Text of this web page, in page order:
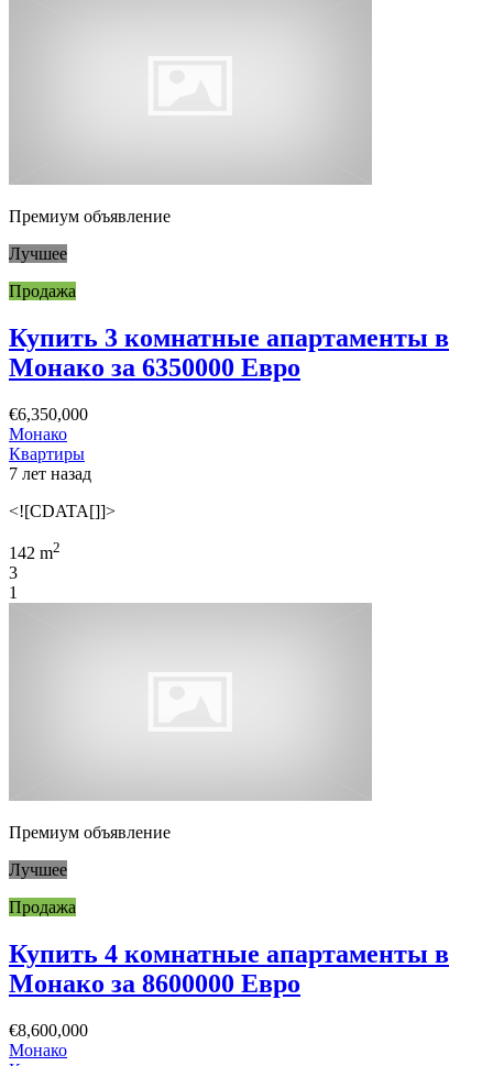
Премиум объявление
Лучшее
Продажа
Купить 3 комнатные апартаменты в
Монако за 6350000 Евро
€6,350,000
Монако
Квартиры
7 лет назад
<![CDATA[]]>
142 m2
3
1
Премиум объявление
Лучшее
Продажа
Купить 4 комнатные апартаменты в
Монако за 8600000 Евро
€8,600,000
Монако